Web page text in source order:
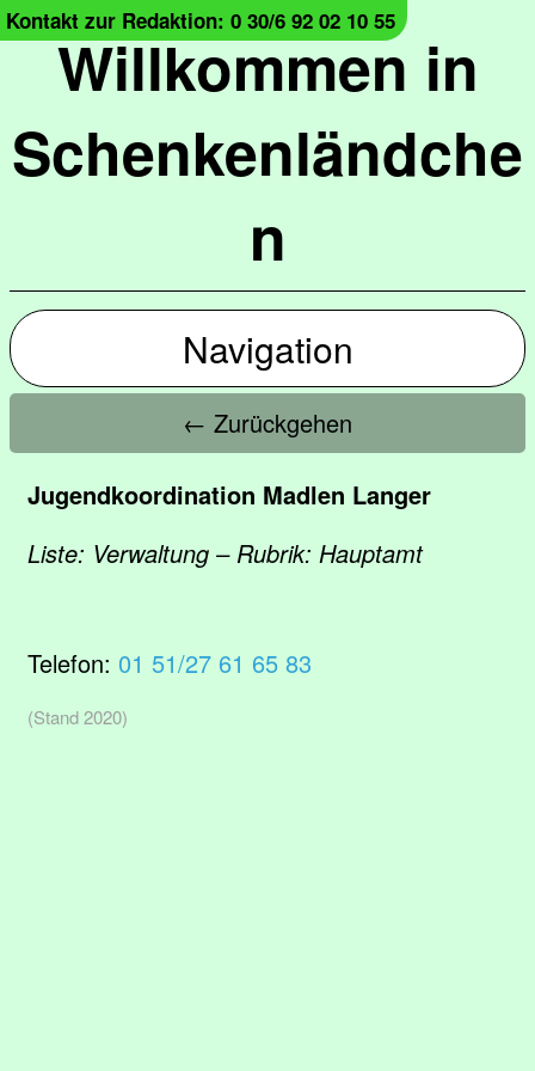
Willkommen in
Schenkenländche
n
Kontakt zur Redaktion: 0 30/6 92 02 10 55
Navigation
← Zurückgehen
Jugendkoordination Madlen Langer
Liste: Verwaltung – Rubrik: Hauptamt
Telefon: 01 51/27 61 65 83
(Stand 2020)